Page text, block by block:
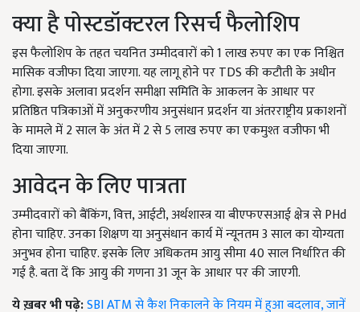
क्या है पोस्टडॉक्टरल रिसर्च फैलोशिप
इस फैलोशिप के तहत चयनित उम्मीदवारों को 1 लाख रुपए का एक निश्चित
मासिक वजीफा दिया जाएगा. यह लागू होने पर TDS की कटौती के अधीन
होगा. इसके अलावा प्रदर्शन समीक्षा समिति के आकलन के आधार पर
प्रतिष्ठित पत्रिकाओं में अनुकरणीय अनुसंधान प्रदर्शन या अंतरराष्ट्रीय प्रकाशनों
के मामले में 2 साल के अंत में 2 से 5 लाख रुपए का एकमुश्त वजीफा भी
दिया जाएगा.
आवेदन के लिए पात्रता
उम्मीदवारों को बैंकिंग, वित्त, आईटी, अर्थशास्त्र या बीएफएसआई क्षेत्र से PHd
होना चाहिए. उनका शिक्षण या अनुसंधान कार्य में न्यूनतम 3 साल का योग्यता
अनुभव होना चाहिए. इसके लिए अधिकतम आयु सीमा 40 साल निर्धारित की
गई है. बता दें कि आयु की गणना 31 जून के आधार पर की जाएगी.
ये ख़बर भी पढ़े:SBI ATM से कैश निकालने के नियम में हुआ बदलाव, जानें